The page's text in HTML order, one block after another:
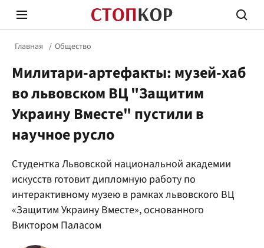
Стоп Политической Коррупции
Политика
Главная Общество
Милитари-артефакты: музей-хаб
во львовском ВЦ "Защитим
Украину Вместе" пустили в
научное русло
Студентка Львовской национальной академии
искусств готовит дипломную работу по
интерактивному музею в рамках львовского ВЦ
«Защитим Украину Вместе», основанного
Виктором Паласом